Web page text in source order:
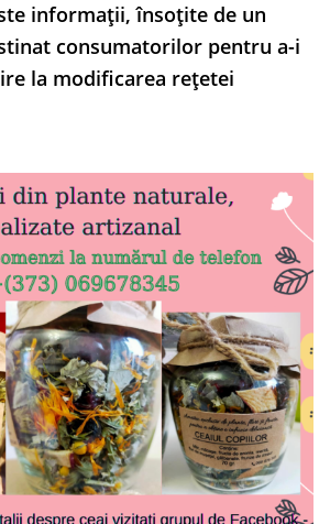
informații, însoțite de un
consumatorilor pentru a-i
la modificarea rețetei